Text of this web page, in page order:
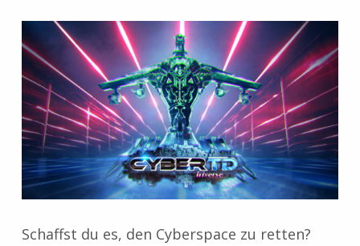
Schaffst du es, den Cyberspace zu retten?